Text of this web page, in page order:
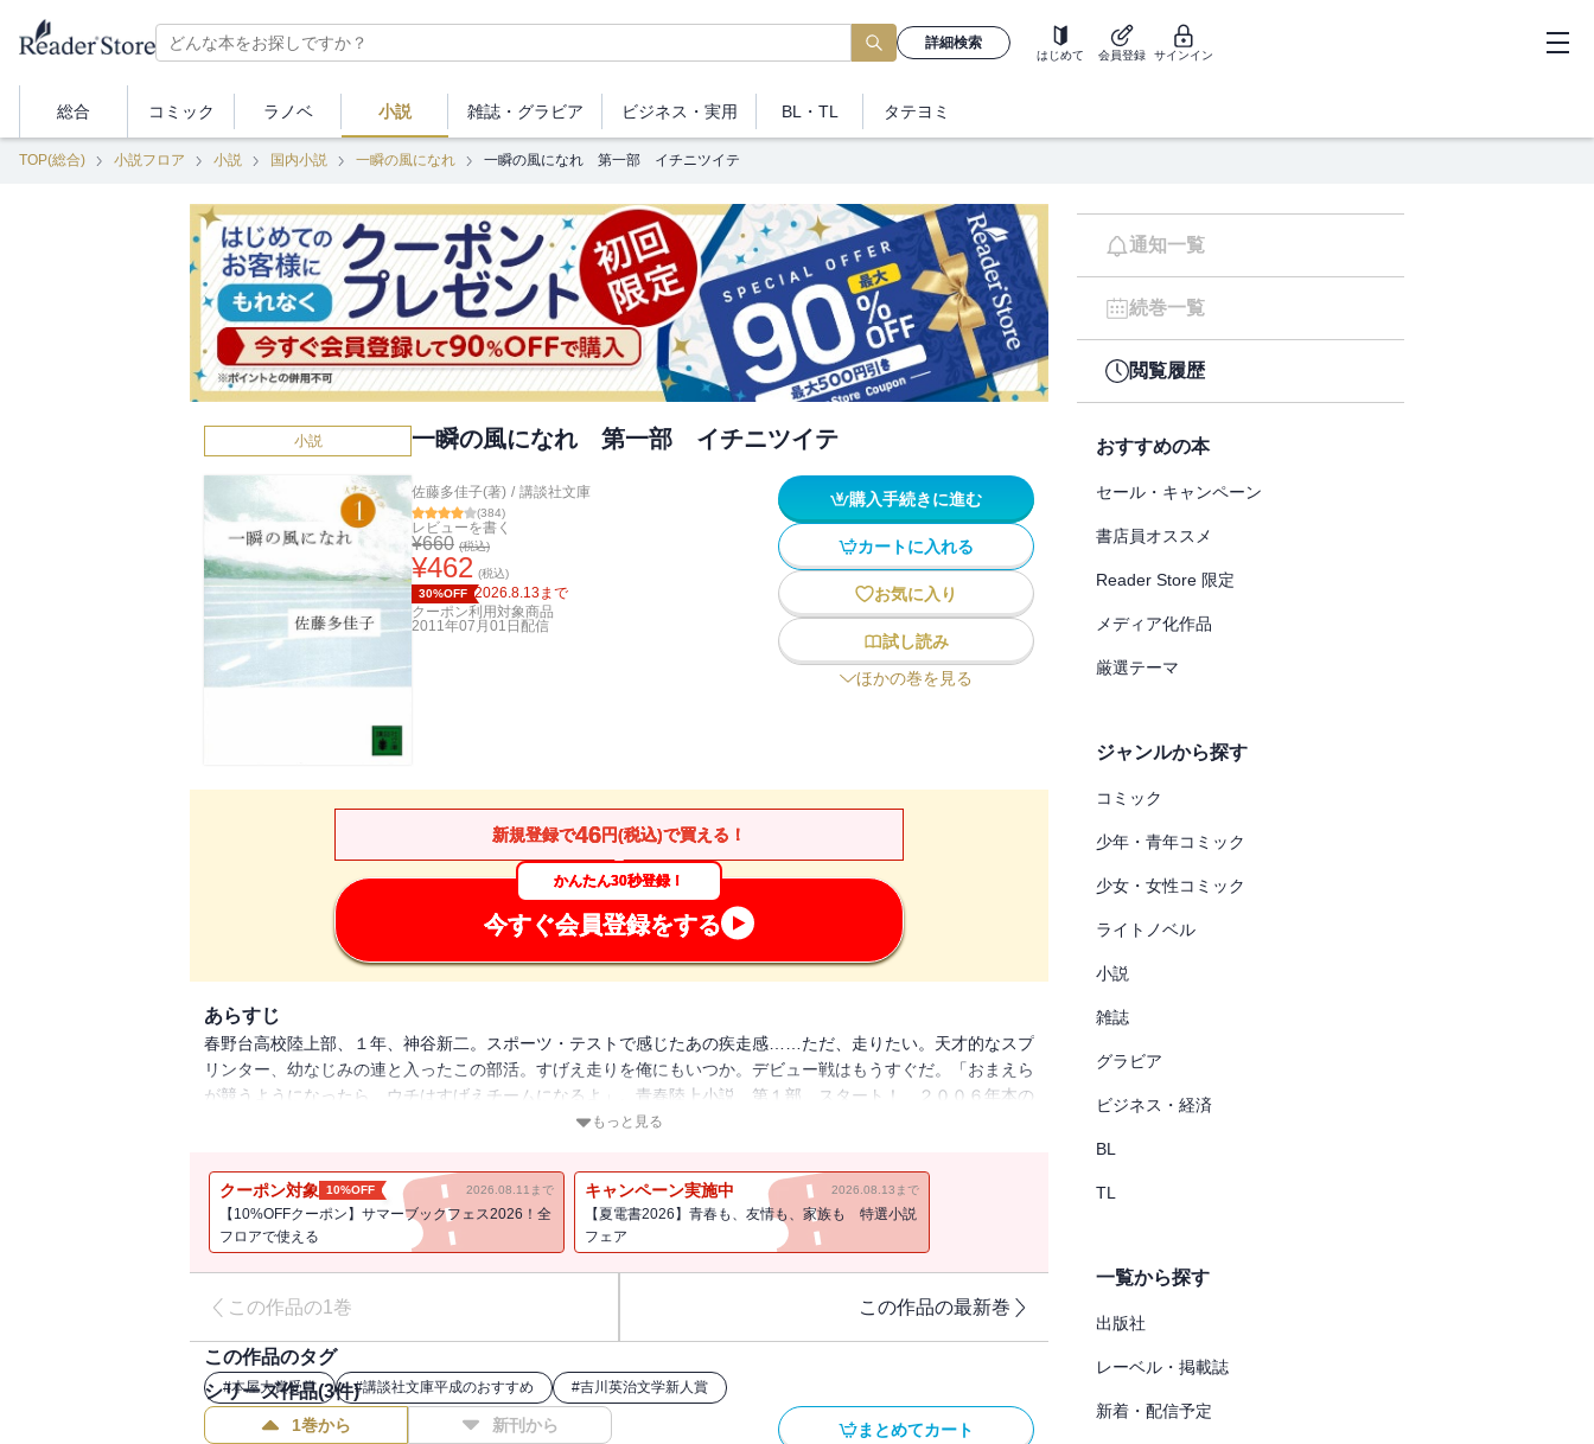
詳細検索
はじめて 会員登録 サインイン
総合 コミック ラノベ 小説 雑誌・ グラビア ビジネス ・実用 BL・TL タテヨミ
TOP(総合) 小説フロア 小説 国内小説 一瞬の風になれ 一瞬の風になれ 第一部 イチニツイテ
小説 一瞬の風になれ 第一部 イチニツイテ
佐藤多佳子(著) / 講談社文庫
(384)
レビューを書く
¥660 (税込)
¥462 (税込)
30%OFF 2026.8.13まで
クーポン利用対象商品
2011年07月01日 配信
購入手続きに進む
カートに入れる
お気に入り
試し読み
ほかの巻を見る
新規登録で46円(税込)で買える！
かんたん30秒登録！
今すぐ会員登録をする
あらすじ
春野台高校陸上部、１年、神谷新二。スポーツ・テストで感じたあの疾走感……ただ、走りたい。天才的なスプ
リンター、幼なじみの連と入ったこの部活。すげえ走りを俺にもいつか。デビュー戦はもうすぐだ。「おまえら
が競うようになったら、ウチはすげえチームになるよ」。青春陸上小説、第１部、スタート！ ２００６年本の
雑誌が選ぶノンジャンルベスト１０ 第１位。（講談社文庫）
もっと見る
クーポン対象 10%OFF 2026.08.11まで
【10%OFFクーポン】サマーブックフェス2026！全
フロアで使える
キャンペーン実施中 2026.08.13まで
【夏電書2026】青春も、友情も、家族も 特選小説
フェア
この作品の1巻 この作品の最新巻
この作品のタグ
#本屋大賞受賞 #講談社文庫平成のおすすめ #吉川英治文学新人賞
シリーズ作品(3件)
1巻から 新刊から まとめてカート
通知一覧
続巻一覧
閲覧履歴
おすすめの本
セール・キャンペーン
書店員オススメ
Reader Store 限定
メディア化作品
厳選テーマ
ジャンルから探す
コミック
少年・青年コミック
少女・女性コミック
ライトノベル
小説
雑誌
グラビア
ビジネス・経済
BL
TL
一覧から探す
出版社
レーベル・掲載誌
新着・配信予定